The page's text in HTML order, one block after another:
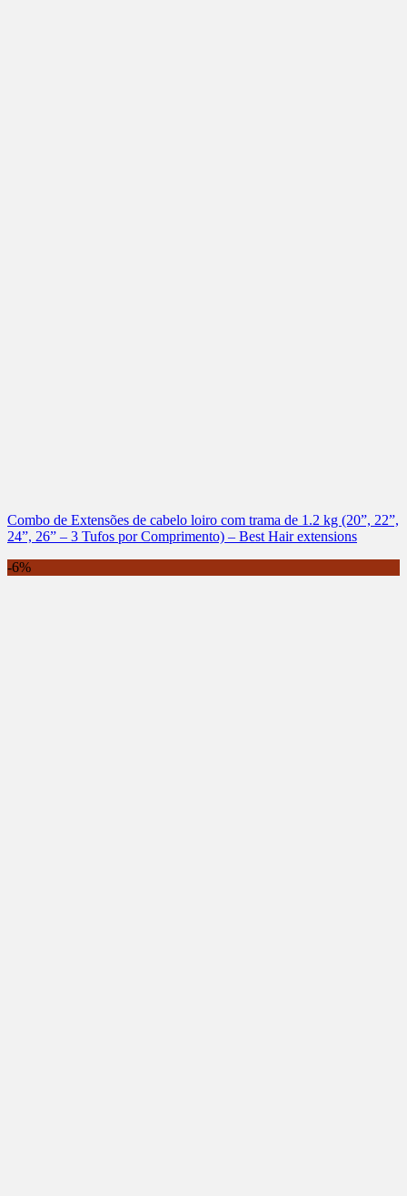
Combo de Extensões de cabelo loiro com trama de 1.2 kg (20”, 22”,
24”, 26” – 3 Tufos por Comprimento) – Best Hair extensions
-6%